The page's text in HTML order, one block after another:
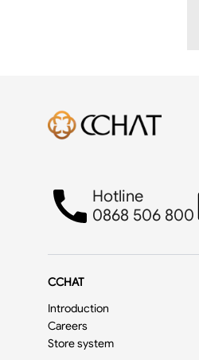
Hotline
0868 506 800
CCHAT
Introduction
Careers
Store system